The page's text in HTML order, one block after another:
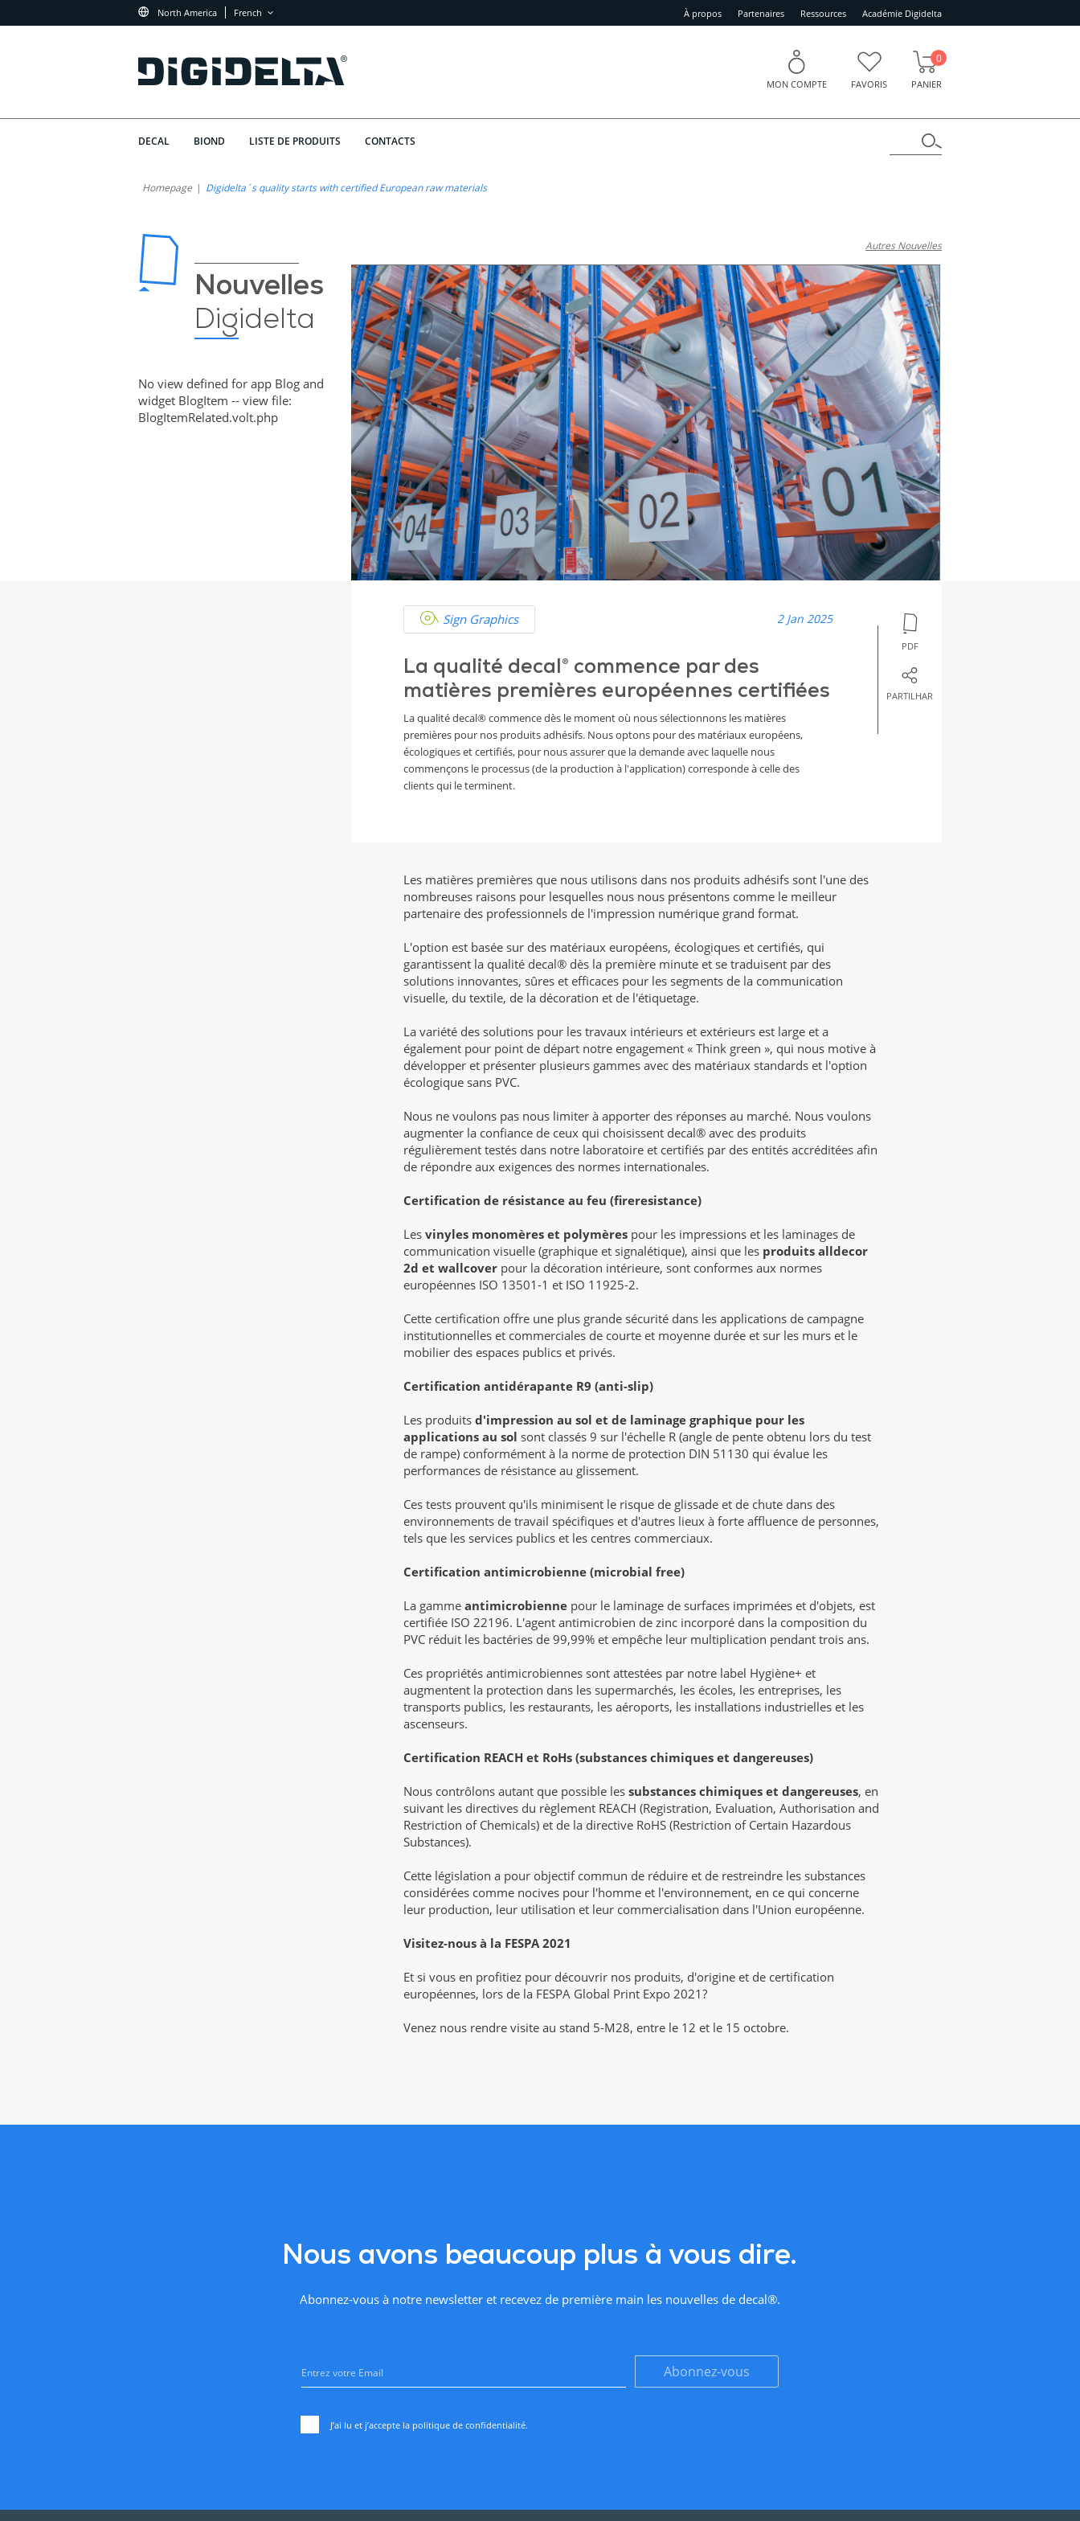
North America French À propos Partenaires Ressources Académie Digidelta
MON COMPTE FAVORIS PANIER
0
DECAL BIOND LISTE DE PRODUITS CONTACTS
Homepage Digidelta´s quality starts with certified European raw materials
Nouvelles
Digidelta
Autres Nouvelles
No view defined for app Blog and
widget BlogItem -- view file:
BlogItemRelated.volt.php
Sign Graphics 2 Jan 2025
La qualité decal® commence par des
matières premières européennes certifiées
La qualité decal® commence dès le moment où nous sélectionnons les matières
premières pour nos produits adhésifs. Nous optons pour des matériaux européens,
écologiques et certifiés, pour nous assurer que la demande avec laquelle nous
commençons le processus (de la production à l'application) corresponde à celle des
clients qui le terminent.
PDF
PARTILHAR
Les matières premières que nous utilisons dans nos produits adhésifs sont l'une des
nombreuses raisons pour lesquelles nous nous présentons comme le meilleur
partenaire des professionnels de l'impression numérique grand format.
L'option est basée sur des matériaux européens, écologiques et certifiés, qui
garantissent la qualité decal® dès la première minute et se traduisent par des
solutions innovantes, sûres et efficaces pour les segments de la communication
visuelle, du textile, de la décoration et de l'étiquetage.
La variété des solutions pour les travaux intérieurs et extérieurs est large et a
également pour point de départ notre engagement « Think green », qui nous motive à
développer et présenter plusieurs gammes avec des matériaux standards et l'option
écologique sans PVC.
Nous ne voulons pas nous limiter à apporter des réponses au marché. Nous voulons
augmenter la confiance de ceux qui choisissent decal® avec des produits
régulièrement testés dans notre laboratoire et certifiés par des entités accréditées afin
de répondre aux exigences des normes internationales.
Certification de résistance au feu (fireresistance)
Les vinyles monomères et polymères pour les impressions et les laminages de
communication visuelle (graphique et signalétique), ainsi que les produits alldecor
2d et wallcover pour la décoration intérieure, sont conformes aux normes
européennes ISO 13501-1 et ISO 11925-2.
Cette certification offre une plus grande sécurité dans les applications de campagne
institutionnelles et commerciales de courte et moyenne durée et sur les murs et le
mobilier des espaces publics et privés.
Certification antidérapante R9 (anti-slip)
Les produits d'impression au sol et de laminage graphique pour les
applications au sol sont classés 9 sur l'échelle R (angle de pente obtenu lors du test
de rampe) conformément à la norme de protection DIN 51130 qui évalue les
performances de résistance au glissement.
Ces tests prouvent qu'ils minimisent le risque de glissade et de chute dans des
environnements de travail spécifiques et d'autres lieux à forte affluence de personnes,
tels que les services publics et les centres commerciaux.
Certification antimicrobienne (microbial free)
La gamme antimicrobienne pour le laminage de surfaces imprimées et d'objets, est
certifiée ISO 22196. L'agent antimicrobien de zinc incorporé dans la composition du
PVC réduit les bactéries de 99,99% et empêche leur multiplication pendant trois ans.
Ces propriétés antimicrobiennes sont attestées par notre label Hygiène+ et
augmentent la protection dans les supermarchés, les écoles, les entreprises, les
transports publics, les restaurants, les aéroports, les installations industrielles et les
ascenseurs.
Certification REACH et RoHs (substances chimiques et dangereuses)
Nous contrôlons autant que possible les substances chimiques et dangereuses, en
suivant les directives du règlement REACH (Registration, Evaluation, Authorisation and
Restriction of Chemicals) et de la directive RoHS (Restriction of Certain Hazardous
Substances).
Cette législation a pour objectif commun de réduire et de restreindre les substances
considérées comme nocives pour l'homme et l'environnement, en ce qui concerne
leur production, leur utilisation et leur commercialisation dans l'Union européenne.
Visitez-nous à la FESPA 2021
Et si vous en profitiez pour découvrir nos produits, d'origine et de certification
européennes, lors de la FESPA Global Print Expo 2021?
Venez nous rendre visite au stand 5-M28, entre le 12 et le 15 octobre.
Nous avons beaucoup plus à vous dire.
Abonnez-vous à notre newsletter et recevez de première main les nouvelles de decal®.
Abonnez-vous
J’ai lu et j’accepte la politique de confidentialité.